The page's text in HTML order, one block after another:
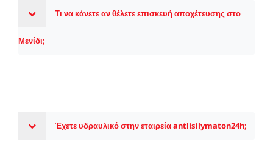
Τι να κάνετε αν θέλετε επισκευή αποχέτευσης στο
Μενίδι;
Έχετε υδραυλικό στην εταιρεία antlisilymaton24h;